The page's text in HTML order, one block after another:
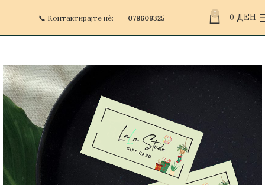
📞 Контактирајте нè: 078609325 0
0 ДЕН